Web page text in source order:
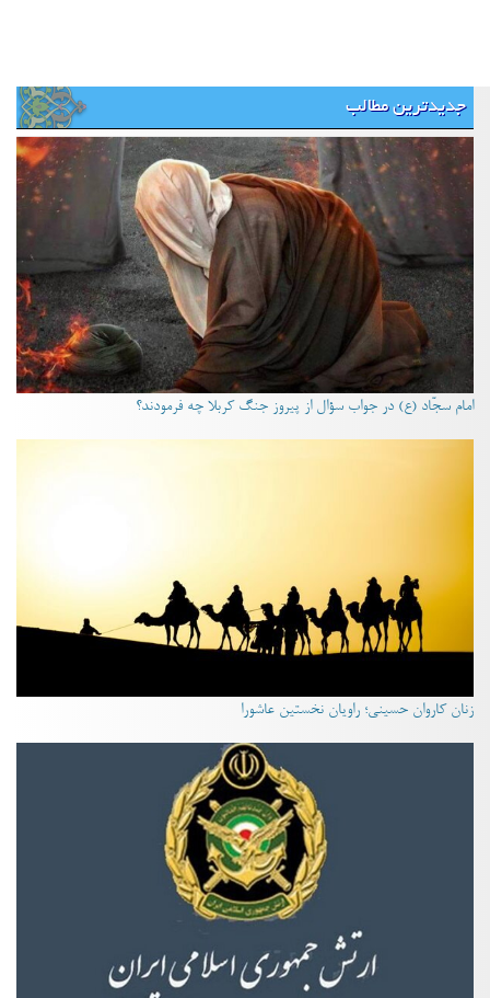
جدیدترین مطالب
امام سجّاد (ع) در جواب سؤال از پیروز جنگ کربلا چه فرمودند؟
زنان کاروان حسینی؛ راویان نخستین عاشورا